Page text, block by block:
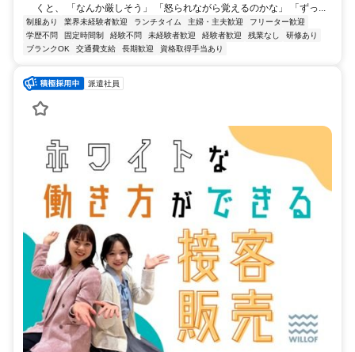
くと、 「なんか厳しそう」 「怒られながら覚えるのかな」 「ずっ...
制服あり 業界未経験者歓迎 ランチタイム 主婦・主夫歓迎
フリーター歓迎
学歴不問
固定時間制 経験不問 未経験者歓迎 経験者歓迎 残業なし
研修あり
ブランクOK
交通費支給 長期歓迎 資格取得手当あり
派遣社員